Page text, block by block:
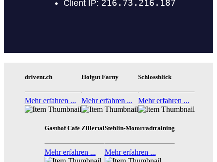
drivent.ch
Mehr erfahren ...
Hofgut Farny
Mehr erfahren ...
Schlossblick
Mehr erfahren ...
Gasthof Cafe Zillertal
Mehr erfahren ...
Stehlin-Motorradtraining
Mehr erfahren ...